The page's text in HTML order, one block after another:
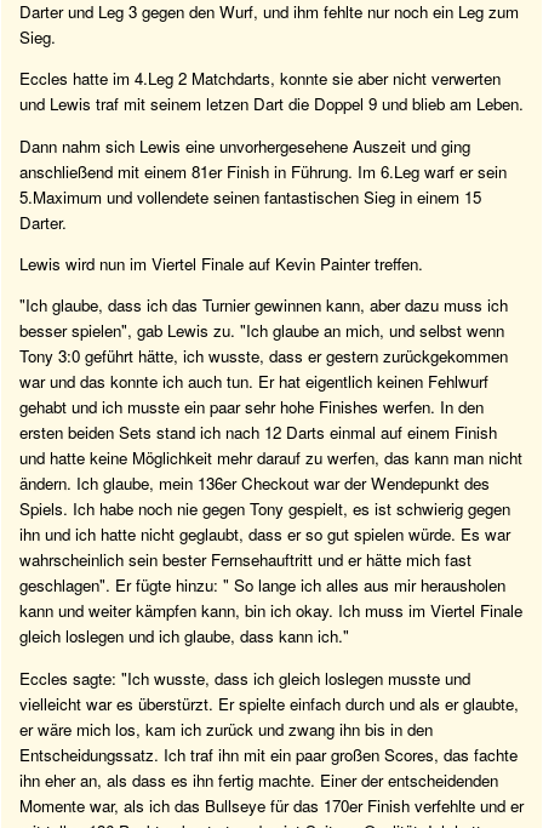
Darter und Leg 3 gegen den Wurf, und ihm fehlte nur noch ein Leg zum
Sieg.
Eccles hatte im 4.Leg 2 Matchdarts, konnte sie aber nicht verwerten
und Lewis traf mit seinem letzen Dart die Doppel 9 und blieb am Leben.
Dann nahm sich Lewis eine unvorhergesehene Auszeit und ging
anschließend mit einem 81er Finish in Führung. Im 6.Leg warf er sein
5.Maximum und vollendete seinen fantastischen Sieg in einem 15
Darter.
Lewis wird nun im Viertel Finale auf Kevin Painter treffen.
"Ich glaube, dass ich das Turnier gewinnen kann, aber dazu muss ich
besser spielen", gab Lewis zu. "Ich glaube an mich, und selbst wenn
Tony 3:0 geführt hätte, ich wusste, dass er gestern zurückgekommen
war und das konnte ich auch tun. Er hat eigentlich keinen Fehlwurf
gehabt und ich musste ein paar sehr hohe Finishes werfen. In den
ersten beiden Sets stand ich nach 12 Darts einmal auf einem Finish
und hatte keine Möglichkeit mehr darauf zu werfen, das kann man nicht
ändern. Ich glaube, mein 136er Checkout war der Wendepunkt des
Spiels. Ich habe noch nie gegen Tony gespielt, es ist schwierig gegen
ihn und ich hatte nicht geglaubt, dass er so gut spielen würde. Es war
wahrscheinlich sein bester Fernsehauftritt und er hätte mich fast
geschlagen". Er fügte hinzu: " So lange ich alles aus mir herausholen
kann und weiter kämpfen kann, bin ich okay. Ich muss im Viertel Finale
gleich loslegen und ich glaube, dass kann ich."
Eccles sagte: "Ich wusste, dass ich gleich loslegen musste und
vielleicht war es überstürzt. Er spielte einfach durch und als er glaubte,
er wäre mich los, kam ich zurück und zwang ihn bis in den
Entscheidungssatz. Ich traf ihn mit ein paar großen Scores, das fachte
ihn eher an, als dass es ihn fertig machte. Einer der entscheidenden
Momente war, als ich das Bullseye für das 170er Finish verfehlte und er